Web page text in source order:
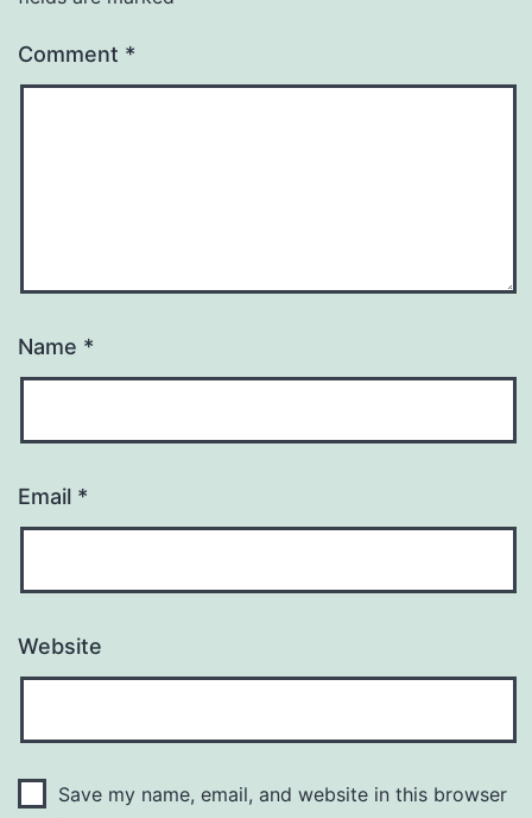
Comment *
Name *
Email *
Website
Save my name, email, and website in this browser